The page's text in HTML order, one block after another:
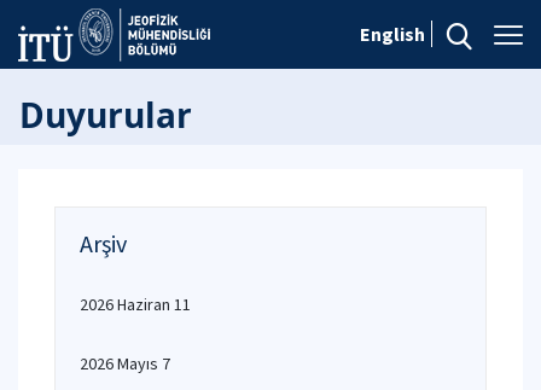
English
Duyurular
Arşiv
2026 Haziran 11
2026 Mayıs 7